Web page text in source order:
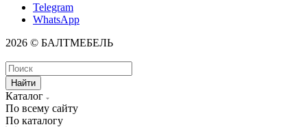
Telegram
WhatsApp
2026 © БАЛТМЕБЕЛЬ
Найти
Каталог
По всему сайту
По каталогу